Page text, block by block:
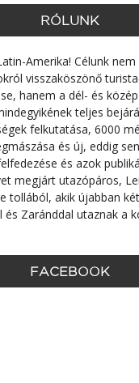
RÓLUNK
Amerika! Célunk nem
visszaköszönő
hanem a dél- és
teljes
felkutatása, 6000
és új, eddig
és azok
megjárt utazópáros,
tollából, akik újabban
és Zaránddal utaznak a
FACEBOOK